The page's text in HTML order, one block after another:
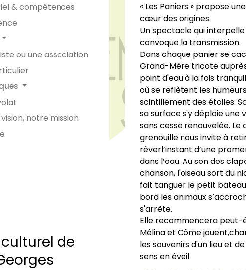
« Les Paniers » propose
cœur des origines.
Un spectacle qui
convoque la transmission.
Dans chaque panier se
Grand-Mère tricote
point d'eau à la fois
où se reflètent les
scintillement des étoiles.
sa surface s'y déploie une
sans cesse renouvelée. Le
grenouille nous invite à
rêverl’instant d’une
dans l’eau. Au son des
chanson, l'oiseau sort du
fait tanguer le petit bateau
bord les animaux
s'arrête.
Elle recommencera peut-
Mélina et Côme
les souvenirs d'un lieu et
sens en éveil
& compétences
ou une association
notre mission
de